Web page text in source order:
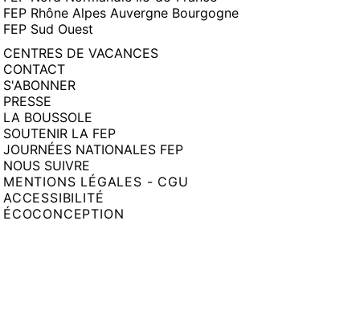
FEP Rhône Alpes Auvergne Bourgogne
FEP Sud Ouest
CENTRES DE VACANCES
CONTACT
S'ABONNER
PRESSE
LA BOUSSOLE
SOUTENIR LA FEP
JOURNÉES NATIONALES FEP
NOUS SUIVRE
MENTIONS LÉGALES - CGU
ACCESSIBILITÉ
ÉCOCONCEPTION